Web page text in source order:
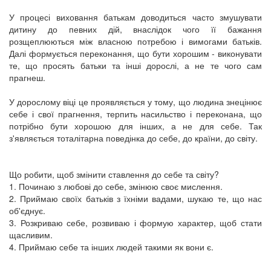
У процесі виховання батькам доводиться часто змушувати
дитину до певних дій, внаслідок чого її бажання
розщеплюються між власною потребою і вимогами батьків.
Далі формується переконання, що бути хорошим - виконувати
те, що просять батьки та інші дорослі, а не те чого сам
прагнеш.
У дорослому віці це проявляється у тому, що людина знецінює
себе і свої прагнення, терпить насильство і переконана, що
потрібно бути хорошою для інших, а не для себе. Так
з'являється тоталітарна поведінка до себе, до країни, до світу.
Що робити, щоб змінити ставлення до себе та світу?
1. Починаю з любові до себе, змінюю своє мислення.
2. Приймаю своїх батьків з їхніми вадами, шукаю те, що нас
об'єднує.
3. Розкриваю себе, розвиваю і формую характер, щоб стати
щасливим.
4. Приймаю себе та інших людей такими як вони є.